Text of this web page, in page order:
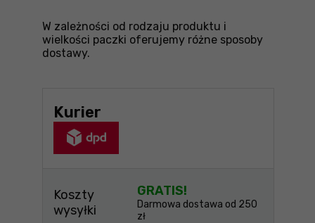
W zależności od rodzaju produktu i
wielkości paczki oferujemy różne sposoby
dostawy.
Kurier
Koszty
wysyłki
GRATIS!
Darmowa dostawa od 250
zł